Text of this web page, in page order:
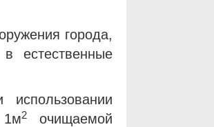
города,
естественные
2очищаемой